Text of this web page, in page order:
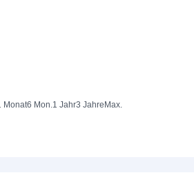
Monat6 Mon.1 Jahr3 Jahre Max.